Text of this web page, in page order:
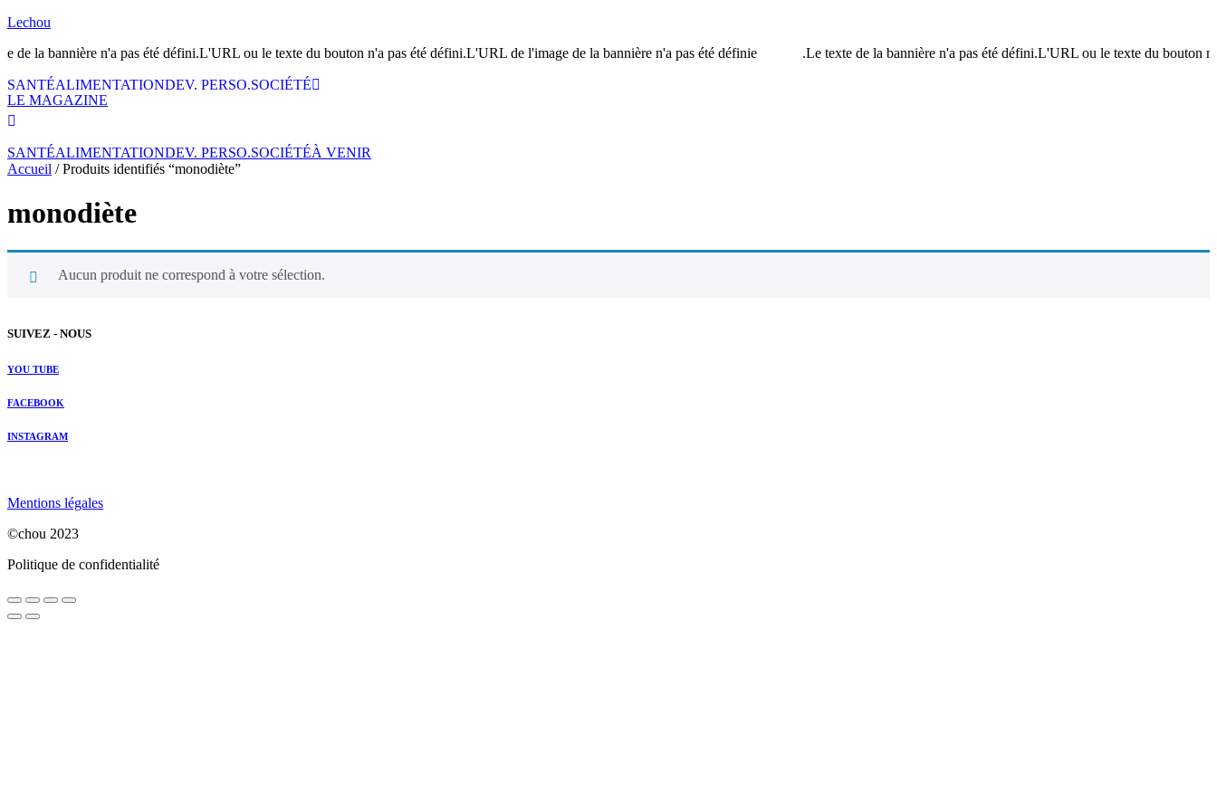
Lechou
de la bannière n'a pas été défini.L'URL ou le texte du bouton n'a pas été défini.L'URL de l'image de la bannière n'a pas été définie.
Le texte de la bannière n'a pas été défini.L'URL ou le texte du bouton
SANTÉALIMENTATIONDEV. PERSO.SOCIÉTÉ
LE MAGAZINE
SANTÉALIMENTATIONDEV. PERSO.SOCIÉTÉÀ VENIR
Accueil / Produits identifiés “monodiète”
monodiète
Aucun produit ne correspond à votre sélection.
SUIVEZ - NOUS
YOU TUBE
FACEBOOK
INSTAGRAM
Mentions légales
©chou 2023
Politique de confidentialité